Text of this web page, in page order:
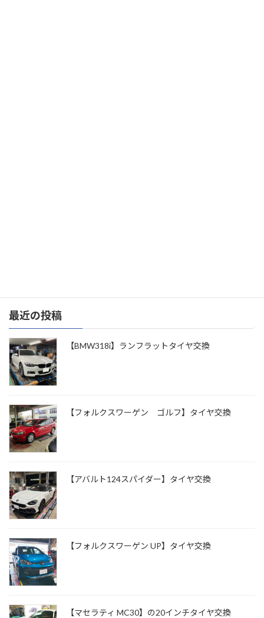
最近の投稿
【BMW318i】ランフラットタイヤ交換
【フォルクスワーゲン ゴルフ】タイヤ交換
【アバルト124スパイダー】タイヤ交換
【フォルクスワーゲン UP】タイヤ交換
【マセラティ MC30】の20インチタイヤ交換